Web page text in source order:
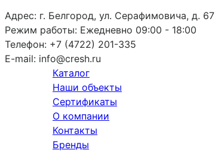
Адрес: г. Белгород, ул. Серафимовича, д. 67
Режим работы: Ежедневно 09:00 - 18:00
Телефон: +7 (4722) 201-335
E-mail: info@cresh.ru
Каталог
Наши объекты
Сертификаты
О компании
Контакты
Бренды